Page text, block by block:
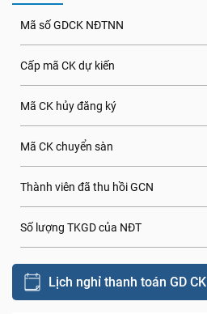
Mã số GDCK NĐTNN
Cấp mã CK dự kiến
Mã CK hủy đăng ký
Mã CK chuyển sàn
Thành viên đã thu hồi GCN
Số lượng TKGD của NĐT
Lịch nghỉ thanh toán GD CK